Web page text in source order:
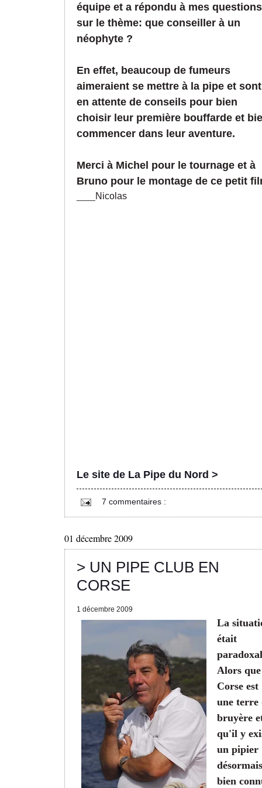
équipe et a répondu à mes questions
sur le thème: que conseiller à un
néophyte ?
En effet, beaucoup de fumeurs
aimeraient se mettre à la pipe et sont
en attente de conseils pour bien
choisir leur première bouffarde et
commencer dans leur aventure.
Merci à Michel pour le tournage et à
Bruno pour le montage de ce petit
Nicolas
Le site de La Pipe du Nord >
7 commentaires :
01 décembre 2009
> UN PIPE CLUB EN
CORSE
1 décembre 2009
La
était
Alors
Corse est
une terre
bruyère
qu'il y
un pipier
désormais
bien